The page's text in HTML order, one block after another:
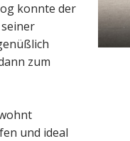
konnte der
zum
und ideal